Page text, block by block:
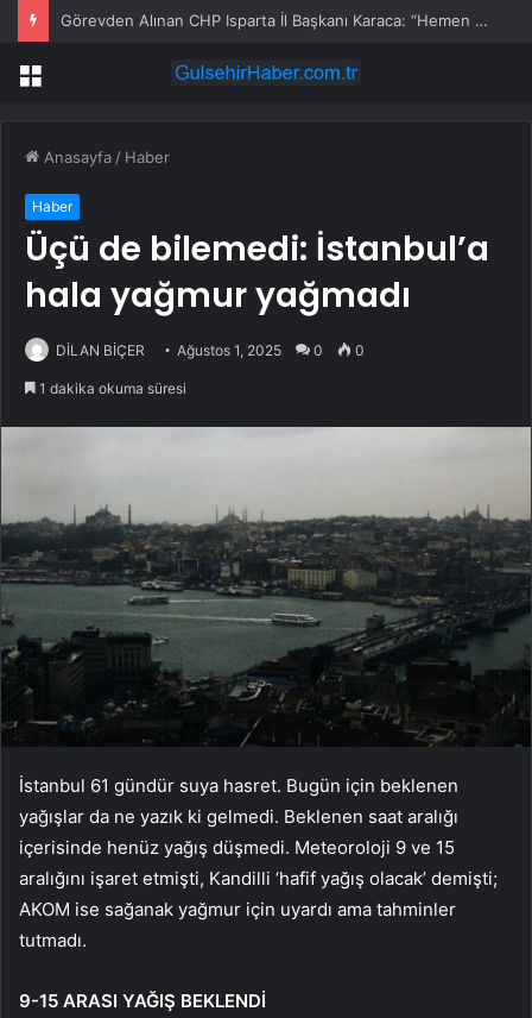
Görevden Alınan CHP Isparta İl Başkanı Karaca: “Hemen Geçiş Yapacağız”
Menü
Anasayfa / Haber
Haber
Üçü de bilemedi: İstanbul’a
hala yağmur yağmadı
DİLAN BİÇER Ağustos 1, 2025 0 0
1 dakika okuma süresi
İstanbul 61 gündür suya hasret. Bugün için beklenen
yağışlar da ne yazık ki gelmedi. Beklenen saat aralığı
içerisinde henüz yağış düşmedi. Meteoroloji 9 ve 15
aralığını işaret etmişti, Kandilli ‘hafif yağış olacak’ demişti;
AKOM ise sağanak yağmur için uyardı ama tahminler
tutmadı.
9-15 ARASI YAĞIŞ BEKLENDİ